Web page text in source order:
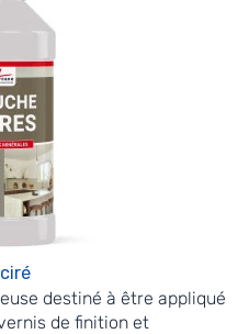
destiné à être appliqué
de finition et